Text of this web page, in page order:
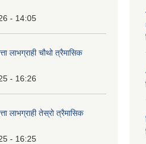
- 14:05
लाभग्राही चौथो त्रैमासिक
- 16:26
लाभग्राही तेस्रो त्रैमासिक
- 16:25